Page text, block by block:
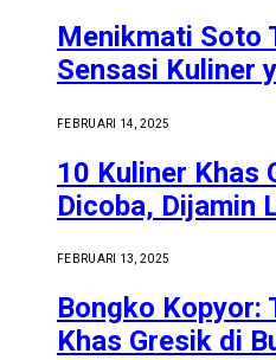
Menikmati Soto
Sensasi Kuliner
FEBRUARI 14, 2025
10 Kuliner Khas
Dicoba, Dijamin
FEBRUARI 13, 2025
Bongko Kopyor:
Khas Gresik di